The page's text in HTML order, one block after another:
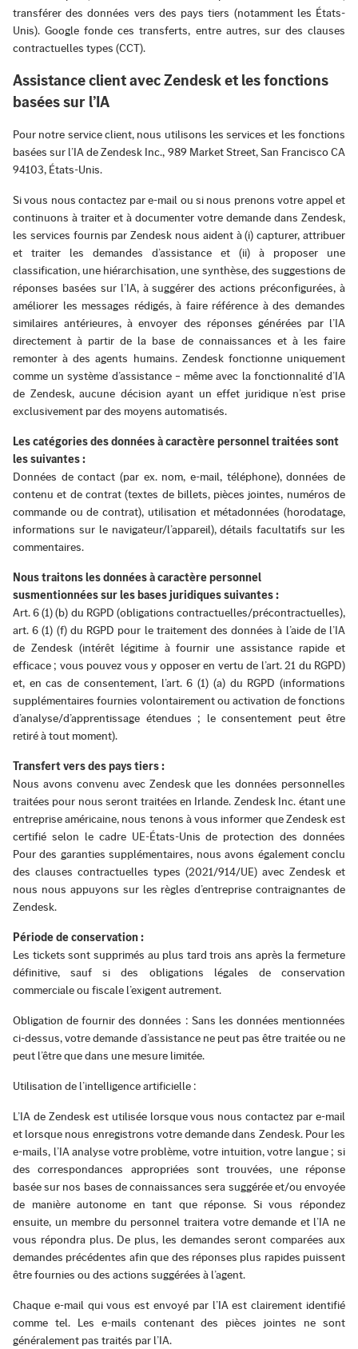
transférer des données vers des pays tiers (notamment les États-
Unis). Google fonde ces transferts, entre autres, sur des clauses
contractuelles types (CCT).
Assistance client avec Zendesk et les fonctions
basées sur l’IA
Pour notre service client, nous utilisons les services et les fonctions
basées sur l’IA de Zendesk Inc., 989 Market Street, San Francisco CA
94103, États-Unis.
Si vous nous contactez par e-mail ou si nous prenons votre appel et
continuons à traiter et à documenter votre demande dans Zendesk,
les services fournis par Zendesk nous aident à (i) capturer, attribuer
et traiter les demandes d’assistance et (ii) à proposer une
classification, une hiérarchisation, une synthèse, des suggestions de
réponses basées sur l’IA, à suggérer des actions préconfigurées, à
améliorer les messages rédigés, à faire référence à des demandes
similaires antérieures, à envoyer des réponses générées par l’IA
directement à partir de la base de connaissances et à les faire
remonter à des agents humains. Zendesk fonctionne uniquement
comme un système d’assistance – même avec la fonctionnalité d’IA
de Zendesk, aucune décision ayant un effet juridique n’est prise
exclusivement par des moyens automatisés.
Les catégories des données à caractère personnel traitées sont
les suivantes :
Données de contact (par ex. nom, e-mail, téléphone), données de
contenu et de contrat (textes de billets, pièces jointes, numéros de
commande ou de contrat), utilisation et métadonnées (horodatage,
informations sur le navigateur/l’appareil), détails facultatifs sur les
commentaires.
Nous traitons les données à caractère personnel
susmentionnées sur les bases juridiques suivantes :
Art. 6 (1) (b) du RGPD (obligations contractuelles/précontractuelles),
art. 6 (1) (f) du RGPD pour le traitement des données à l’aide de l’IA
de Zendesk (intérêt légitime à fournir une assistance rapide et
efficace ; vous pouvez vous y opposer en vertu de l’art. 21 du RGPD)
et, en cas de consentement, l’art. 6 (1) (a) du RGPD (informations
supplémentaires fournies volontairement ou activation de fonctions
d’analyse/d’apprentissage étendues ; le consentement peut être
retiré à tout moment).
Transfert vers des pays tiers :
Nous avons convenu avec Zendesk que les données personnelles
traitées pour nous seront traitées en Irlande. Zendesk Inc. étant une
entreprise américaine, nous tenons à vous informer que Zendesk est
certifié selon le cadre UE-États-Unis de protection des données
Pour des garanties supplémentaires, nous avons également conclu
des clauses contractuelles types (2021/914/UE) avec Zendesk et
nous nous appuyons sur les règles d’entreprise contraignantes de
Zendesk.
Période de conservation :
Les tickets sont supprimés au plus tard trois ans après la fermeture
définitive, sauf si des obligations légales de conservation
commerciale ou fiscale l’exigent autrement.
Obligation de fournir des données : Sans les données mentionnées
ci-dessus, votre demande d’assistance ne peut pas être traitée ou ne
peut l’être que dans une mesure limitée.
Utilisation de l’intelligence artificielle :
L’IA de Zendesk est utilisée lorsque vous nous contactez par e-mail
et lorsque nous enregistrons votre demande dans Zendesk. Pour les
e-mails, l’IA analyse votre problème, votre intuition, votre langue ; si
des correspondances appropriées sont trouvées, une réponse
basée sur nos bases de connaissances sera suggérée et/ou envoyée
de manière autonome en tant que réponse. Si vous répondez
ensuite, un membre du personnel traitera votre demande et l’IA ne
vous répondra plus. De plus, les demandes seront comparées aux
demandes précédentes afin que des réponses plus rapides puissent
être fournies ou des actions suggérées à l’agent.
Chaque e-mail qui vous est envoyé par l’IA est clairement identifié
comme tel. Les e-mails contenant des pièces jointes ne sont
généralement pas traités par l’IA.